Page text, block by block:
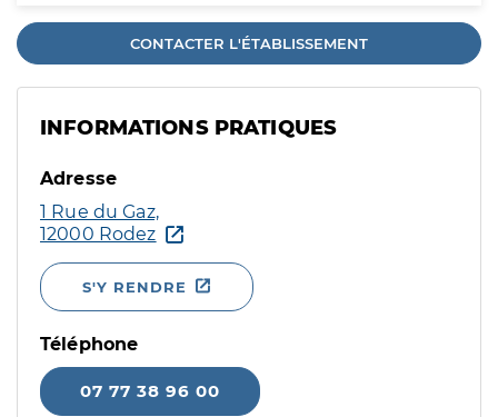
CONTACTER L'ÉTABLISSEMENT
INFORMATIONS PRATIQUES
Adresse
1 Rue du Gaz,
12000 Rodez
S'Y RENDRE
Téléphone
07 77 38 96 00